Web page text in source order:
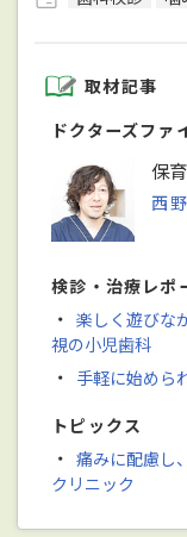
取材記事
ドクターズファ
保
西
検診・治療レポ
・ 楽しく遊びな
視の小児歯科
・ 手軽に始めら
トピックス
・ 痛みに配慮し
クリニック